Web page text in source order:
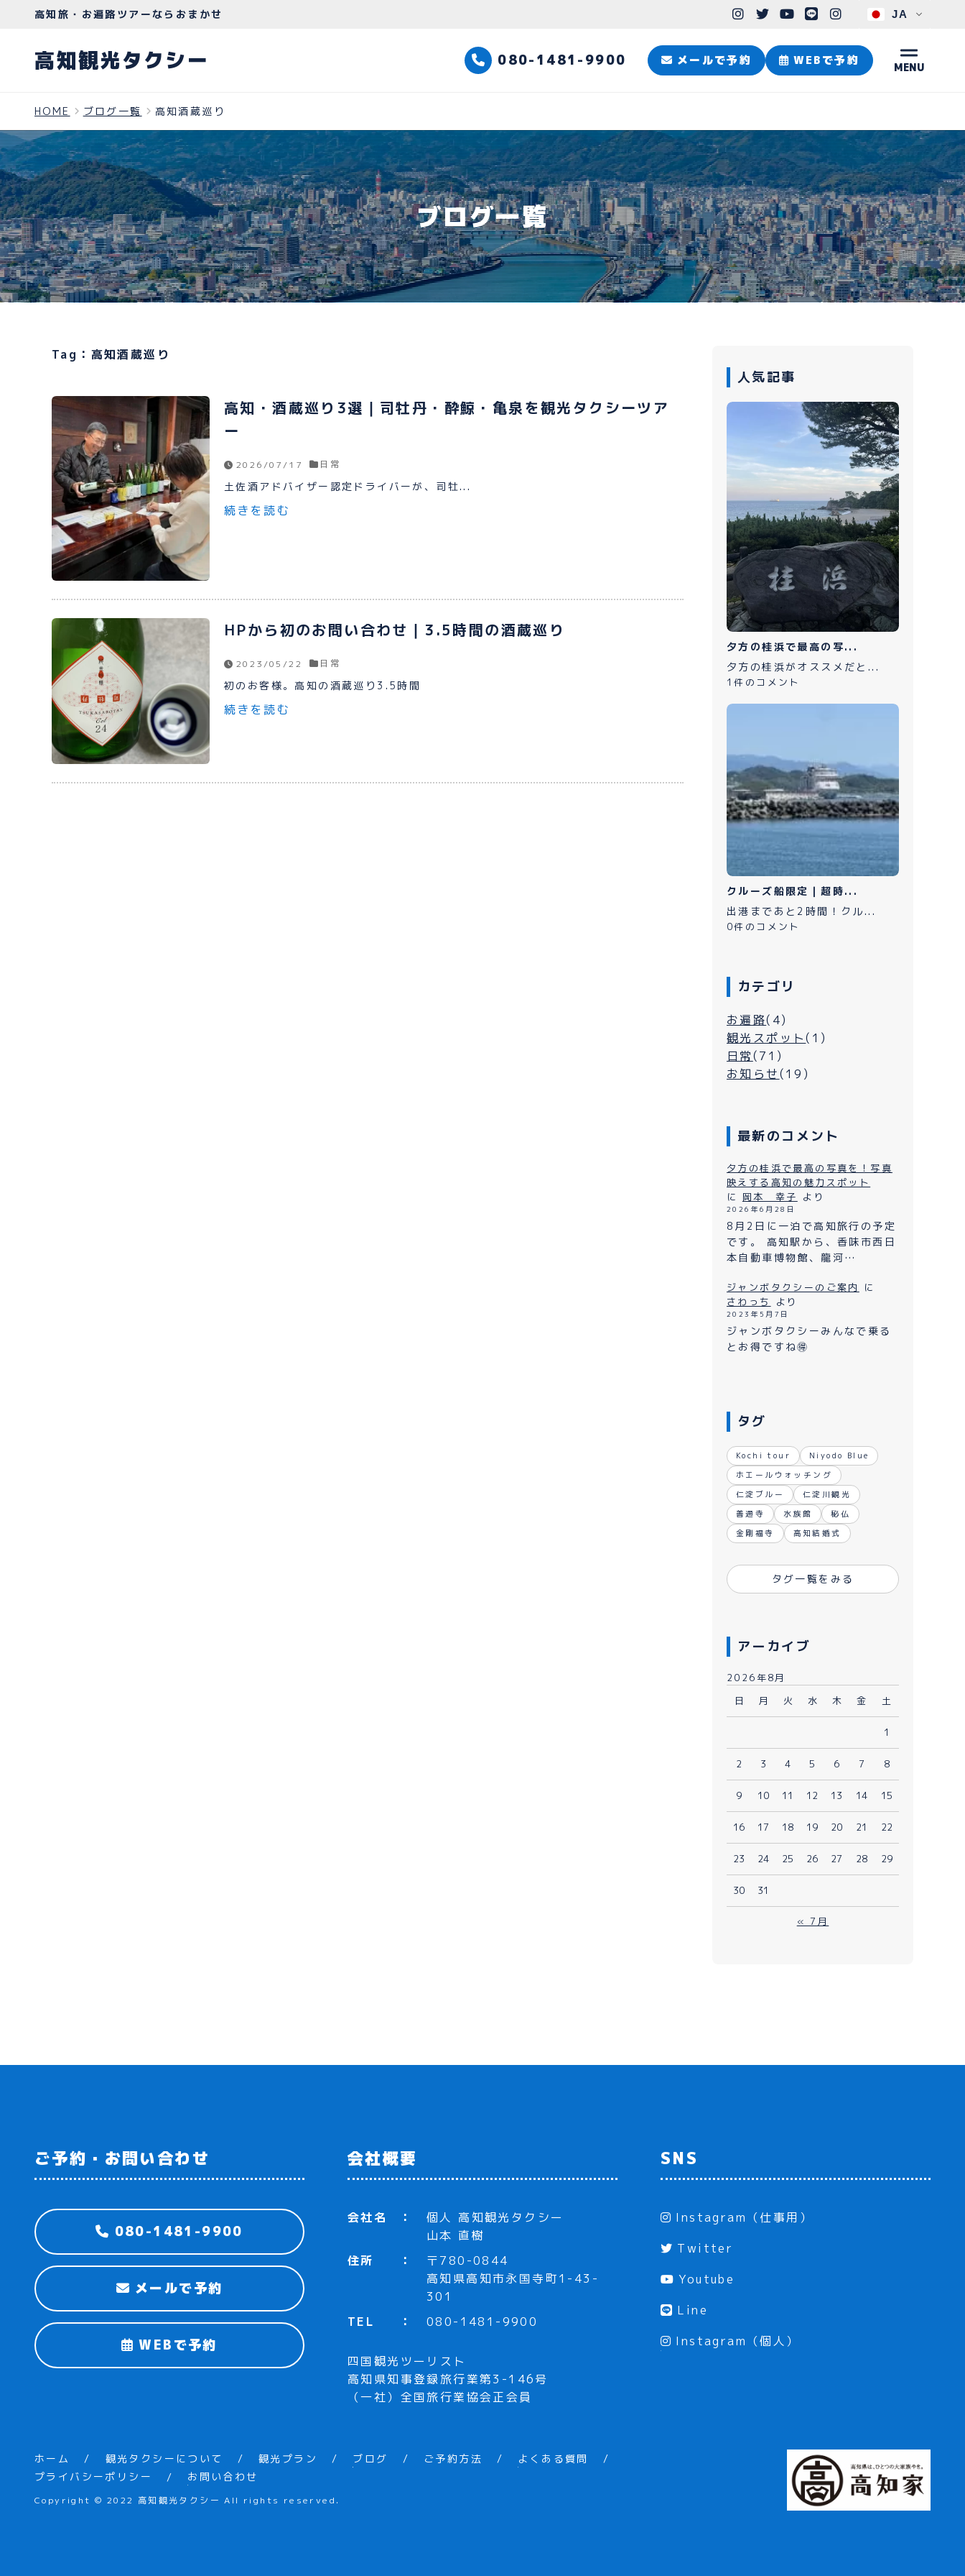
高知観光タクシー
観光タクシーについて
プライバシーポリシー
お問い合わせ
080-1481-9900
メールで予約 WEBで予約
JA
高知旅・お遍路ツアーならおまかせ
高知観光タクシー 080-1481-9900 メールで予約 WEBで予約
HOME ブログ一覧 高知酒蔵巡り
ブログ一覧
Tag：高知酒蔵巡り
高知・酒蔵巡り3選｜司牡丹・酔鯨・亀泉を観光タクシーツア
ー
2026/07/17 日常
土佐酒アドバイザー認定ドライバーが、司牡...
続きを読む
HPから初のお問い合わせ｜3.5時間の酒蔵巡り
2023/05/22 日常
初のお客様。高知の酒蔵巡り3.5時間
続きを読む
人気記事
夕方の桂浜で最高の写...
夕方の桂浜がオススメだと...
1件のコメント
クルーズ船限定｜超時...
出港まであと2時間！クル...
0件のコメント
カテゴリ
お遍路(4)
観光スポット(1)
日常(71)
お知らせ(19)
最新のコメント
夕方の桂浜で最高の写真を！写真
映えする高知の魅力スポット
に 岡本 幸子 より
2026年6月28日
8月2日に一泊で高知旅行の予定
です。 高知駅から、香味市西日
本自動車博物館、龍河…
ジャンボタクシーのご案内
に
さわっち
より
2023年5月7日
ジャンボタクシーみんなで乗る
とお得ですね🉐
タグ
Kochi tour
Niyodo Blue
ホエールウォッチング
仁淀ブルー
仁淀川観光
善通寺
水族館
秘仏
金剛福寺
高知結婚式
タグ一覧をみる
アーカイブ
2026年8月
日
月 火 水 木 金 土
1
2 3 4 5 6 7 8
9 10 11 12 13 14 15
16 17 18 19 20 21 22
23 24 25 26 27 28 29
30 31
« 7月
ご予約・お問い合わせ
080-1481-9900
メールで予約
WEBで予約
会社概要
会社名
個人 高知観光タクシー
山本 直樹
住所
〒780-0844
高知県高知市永国寺町1-43-
301
TEL
080-1481-9900
四国観光ツーリスト
高知県知事登録旅行業第3-146号
（一社）全国旅行業協会正会員
SNS
Instagram（仕事用）
Twitter
Youtube
Line
Instagram（個人）
ホーム 観光タクシーについて 観光プラン ブログ ご予約方法
よくある質問
プライバシーポリシー
お問い合わせ
Copyright © 2022 高知観光タクシー All rights reserved.